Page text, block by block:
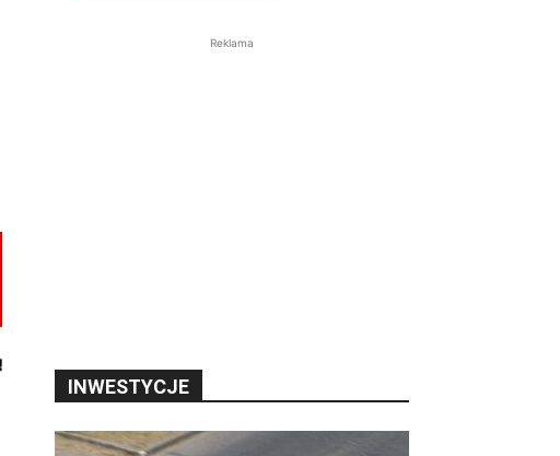
Reklama
INWESTYCJE